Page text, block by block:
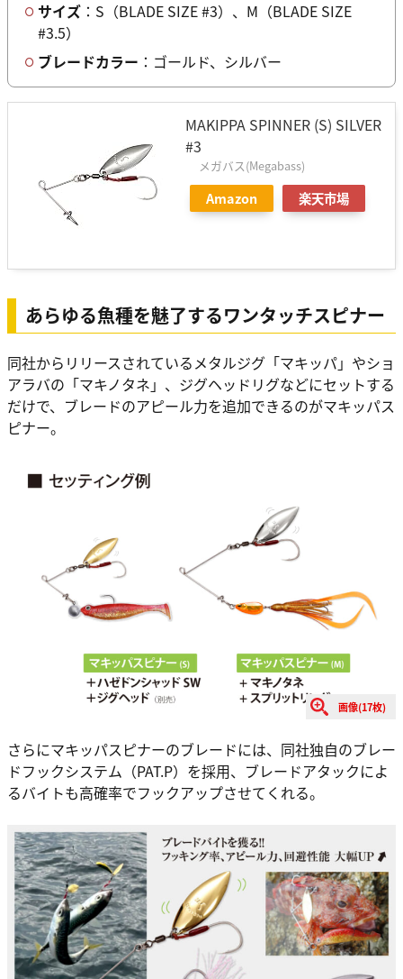
サイズ ：S（BLADE SIZE #3）、M（BLADE SIZE
#3.5）
ブレードカラー ：ゴールド、シルバー
MAKIPPA SPINNER (S) SILVER
#3
メガバス(Megabass)
Amazon 楽天市場
あらゆる魚種を魅了するワンタッチスピナー
同社からリリースされているメタルジグ「マキッパ」やショ
アラバの「マキノタネ」、ジグヘッドリグなどにセットする
だけで、ブレードのアピール力を追加できるのがマキッパス
ピナー。
画像(17枚)
さらにマキッパスピナーのブレードには、同社独自のブレー
ドフックシステム（PAT.P）を採用、ブレードアタックによ
るバイトも高確率でフックアップさせてくれる。